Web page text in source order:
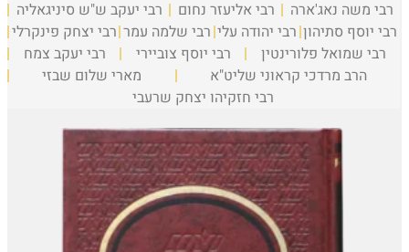
רבי משה נאג'ארה
רבי אליעזר נחום
רבי יעקב ש"ש סיניגאליה
רבי יוסף סתיהון רבי יהודה עלי רבי שלמה עמר רבי יצחק פינקרלי
רבי שמואל פלורינטין
רבי יוסף צוביירי
רבי יעקב צמח
הרב מרדכי קראוני שליט"א
מארי שלום שבזי
רבי חזקיהו יצחק שרעבי